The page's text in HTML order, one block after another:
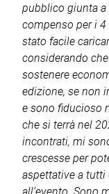
pubblico giunta a
compenso per i
stato facile
considerando
sostenere
edizione, se non
e sono fiducioso
che si terrà nel
incontrati, mi
crescesse per
aspettative a